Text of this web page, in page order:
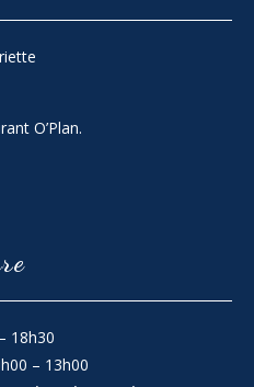
O’Plan.
18h30
– 13h00